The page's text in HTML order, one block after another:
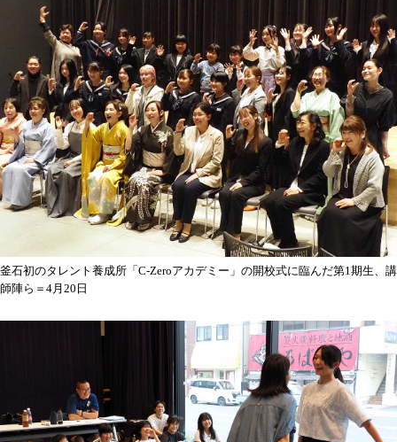
釜石初のタレント養成所「C-Zeroアカデミー」の開校式に臨んだ第1期生、講
師陣ら＝4月20日